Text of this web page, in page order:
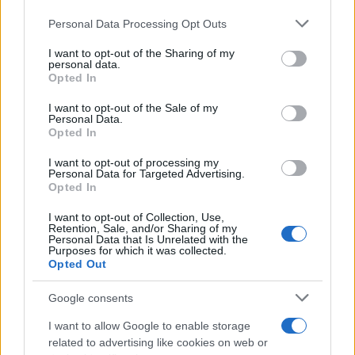
Please note that this website/app uses one or more Google
not limited to your visit or usage behaviour. You may click to
grant or deny consent to Google and its third-party tags to
use your data for below specified purposes in below Google
consent section.
Personal Data Processing Opt Outs
I want to opt-out of the Sharing of my
personal data.
Opted In
I want to opt-out of the Sale of my
Personal Data.
Opted In
I want to opt-out of processing my
Personal Data for Targeted Advertising.
Opted In
I want to opt-out of Collection, Use,
Retention, Sale, and/or Sharing of my
Personal Data that Is Unrelated with the
Purposes for which it was collected.
Opted Out
Google consents
I want to allow Google to enable storage
related to advertising like cookies on web or
«Να κάνεις το σωστό λάθος στη ζωή σου»
Το να νικάς αυτές τις μάχες που δίνεις απαιτεί
-κατά τη γνώμη μου- δύναμη πνεύματος και κυρίως
πίστη στον εαυτό μας. Από μωρό παιδί, πάντα είχα
αυτοπεποίθηση.
Μπορεί μικρή να με έλεγαν τρελή με μια βούρτσα
στο χέρι μπροστά από τον καθρέφτη, αλλά εγώ
είχα την πίστη στον εαυτό μου και μεγαλώνοντας
ήθελα να κάνω και να είμαι πάντα αυτή που ήμουν
κι ας φαινόταν πολλές φορές λάθος για τους